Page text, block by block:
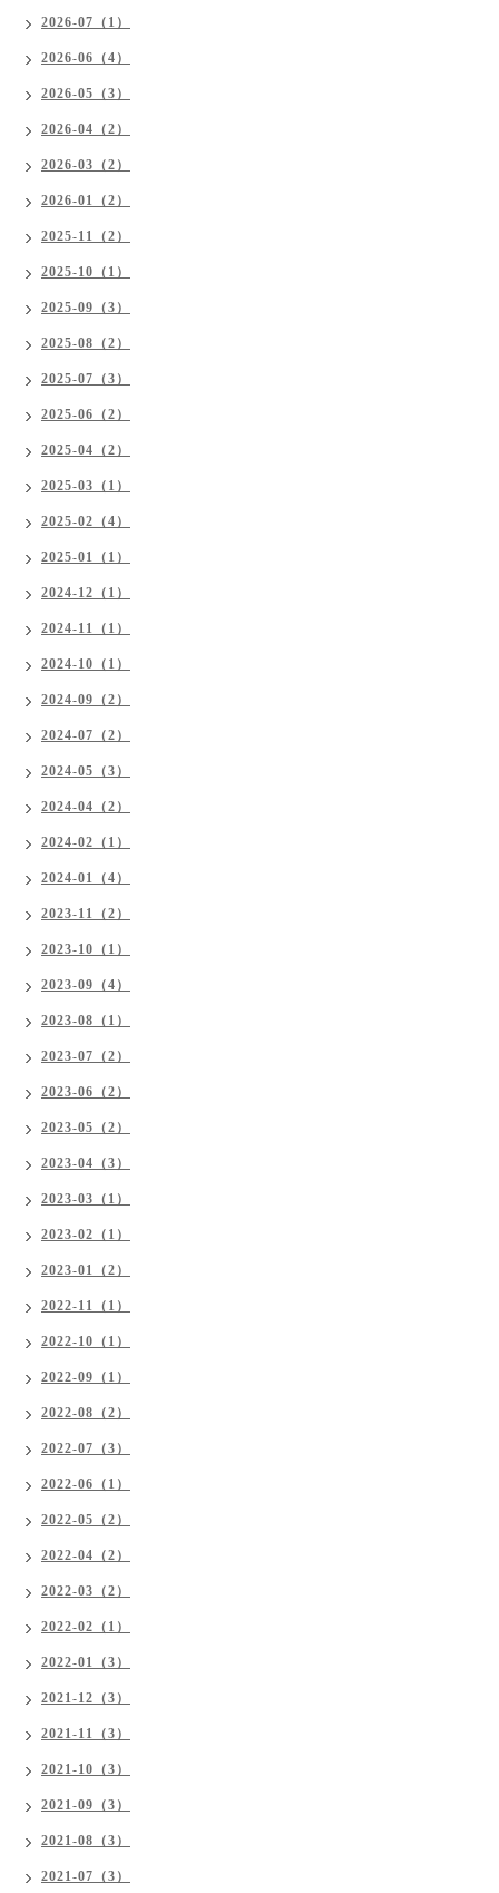
2026-07（1）
2026-06（4）
2026-05（3）
2026-04（2）
2026-03（2）
2026-01（2）
2025-11（2）
2025-10（1）
2025-09（3）
2025-08（2）
2025-07（3）
2025-06（2）
2025-04（2）
2025-03（1）
2025-02（4）
2025-01（1）
2024-12（1）
2024-11（1）
2024-10（1）
2024-09（2）
2024-07（2）
2024-05（3）
2024-04（2）
2024-02（1）
2024-01（4）
2023-11（2）
2023-10（1）
2023-09（4）
2023-08（1）
2023-07（2）
2023-06（2）
2023-05（2）
2023-04（3）
2023-03（1）
2023-02（1）
2023-01（2）
2022-11（1）
2022-10（1）
2022-09（1）
2022-08（2）
2022-07（3）
2022-06（1）
2022-05（2）
2022-04（2）
2022-03（2）
2022-02（1）
2022-01（3）
2021-12（3）
2021-11（3）
2021-10（3）
2021-09（3）
2021-08（3）
2021-07（3）